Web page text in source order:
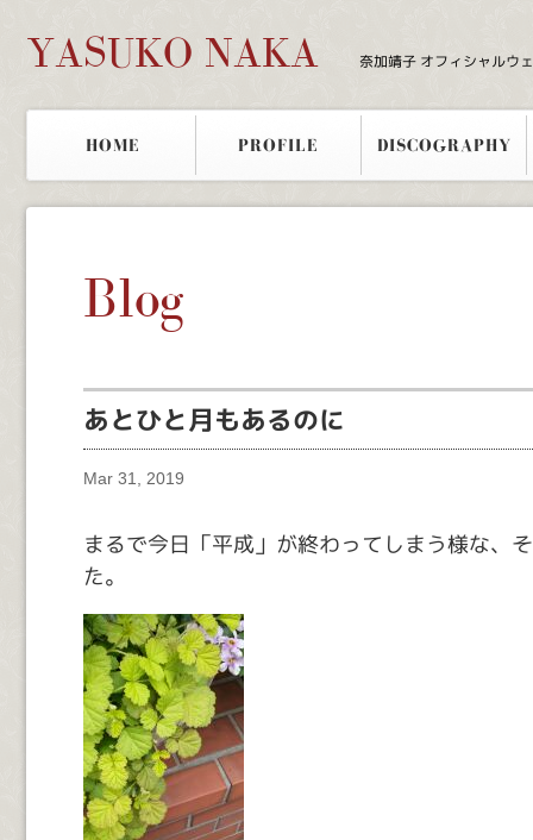
YASUKO NAKA 奈加靖子 オフィシャルウ
HOME PROFILE DISCOGRAPHY
Blog
あとひと月もあるのに
Mar 31, 2019
まるで今日「平成」が終わってしまう様な、
た。